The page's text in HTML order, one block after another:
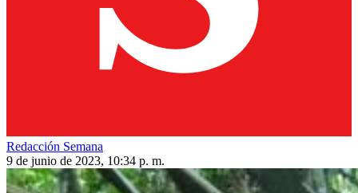
Redacción Semana
9 de junio de 2023, 10:34 p. m.